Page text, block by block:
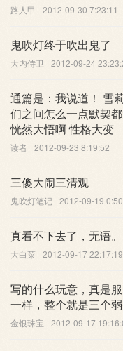
路人甲 2012-09-30 7:23:11
鬼吹灯终于吹出鬼了
大内侍卫 2012-09-24
通篇是：我说道！ 雪
们之间怎么一点默契
恍然大悟啊 性格大变
读者 2012-09-23 8:19:52
三傻大闹三清观
鬼吹灯笔记 2012-09-19
真看不下去了，无语。
大白菜 2012-09-17 22:17:19
写的什么玩意，真是
一样，整个就是三个
金银珠宝 2012-09-17